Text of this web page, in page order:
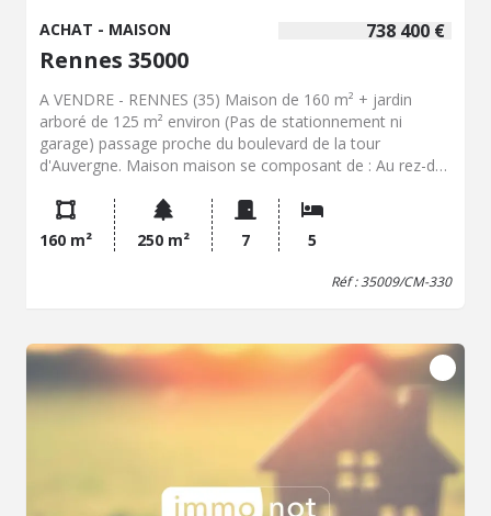
738 400 €
ACHAT - MAISON
Rennes 35000
A VENDRE - RENNES (35) Maison de 160 m² + jardin
arboré de 125 m² environ (Pas de stationnement ni
garage) passage proche du boulevard de la tour
d'Auvergne. Maison maison se composant de : Au rez-de-
salon séjour avec cheminée fonctionnelle et une seconde
cheminée non fonctionnelle. A mi- étage : WC. Au premier
étage : dégagement, trois chambres dont deux sur
parquet, salle de bains. Au deuxième étage : dégagement,
isolé, au niveau -1 (non isolé au plafond) : cave,
buanderie. Chauffage gaz et électrique, double vitrage
partout. A découvrir.
160 m² 250 m² 7 5
Réf : 35009/CM-330